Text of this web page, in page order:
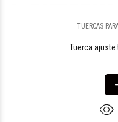
TUERCAS
Tuerca ajuste